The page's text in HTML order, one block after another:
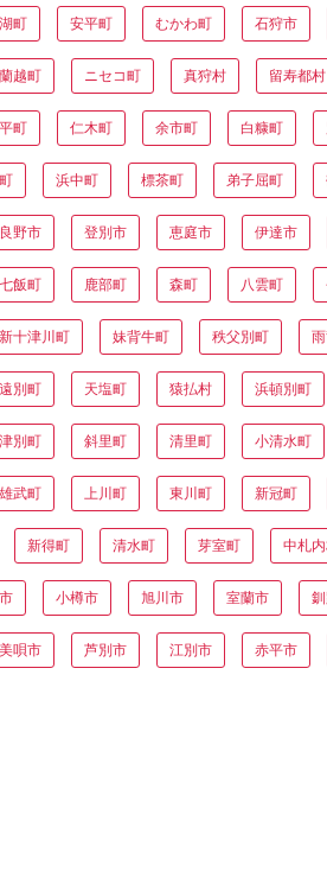
町 安平町 むかわ町 石狩市
蘭越町 ニセコ町 真狩村 留寿都村
町 仁木町 余市町 白糠町
浜中町 標茶町 弟子屈町
野市 登別市 恵庭市 伊達市
七飯町 鹿部町 森町 八雲町
新十津川町 妹背牛町 秩父別町
遠別町 天塩町 猿払村 浜頓別町
津別町 斜里町 清里町 小清水町
雄武町 上川町 東川町 新冠町
新得町 清水町 芽室町 中札
小樽市 旭川市 室蘭市
美唄市 芦別市 江別市 赤平市